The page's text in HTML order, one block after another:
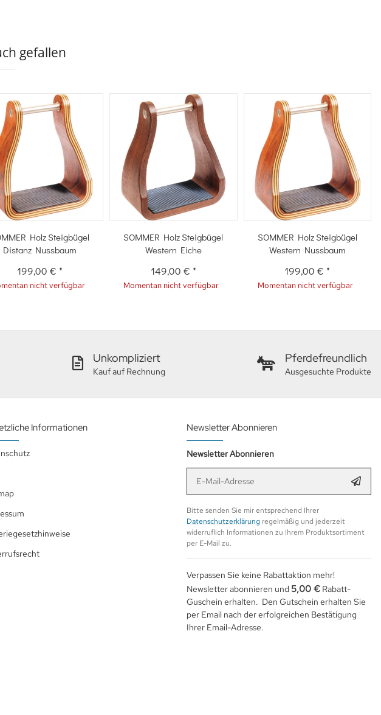
gefallen
Holz Steigbügel
Distanz Nussbaum
199,00 € *
nicht verfügbar
SOMMER Holz Steigbügel
Western Eiche
149,00 € *
Momentan nicht verfügbar
SOMMER Holz Steigbügel
Western Nussbaum
199,00 €*
Momentan nicht verfügbar
Unkompliziert
Kauf auf Rechnung
Pferdefreundlich
Ausgesuchte Produkte
Informationen Newsletter Abonnieren
Newsletter Abonnieren
Bitte senden Sie mir entsprechend Ihrer
Datenschutzerklärung regelmäßig und jederzeit
widerruflich Informationen zu Ihrem Produktsortiment
per E-Mail zu.
Verpassen Sie keine Rabattaktion mehr!
Newsletter abonnieren und 5,00 € Rabatt-
Guschein erhalten. Den Gutschein erhalten Sie
per Email nach der erfolgreichen Bestätigung
Ihrer Email-Adresse.